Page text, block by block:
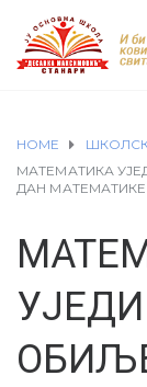
HOME
МАТЕМАТИКА
ДАН МАТЕМАТИКЕ